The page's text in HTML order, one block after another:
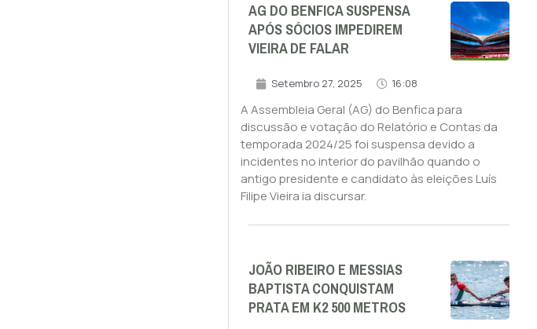
AG DO BENFICA SUSPENSA
APÓS SÓCIOS IMPEDIREM
VIEIRA DE FALAR
Setembro 27, 2025 16:08
A Assembleia Geral (AG) do Benfica para
discussão e votação do Relatório e Contas da
temporada 2024/25 foi suspensa devido a
incidentes no interior do pavilhão quando o
antigo presidente e candidato às eleições Luís
Filipe Vieira ia discursar.
JOÃO RIBEIRO E MESSIAS
BAPTISTA CONQUISTAM
PRATA EM K2 500 METROS